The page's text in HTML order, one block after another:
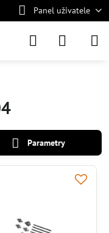
Panel uživatele
Parametry